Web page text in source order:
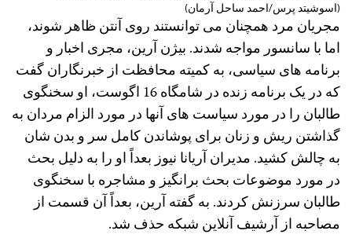
(اسوشیتد پرس/احمد ساحل آرمان)
مجریان مرد همچنان می توانستند روی آنتن ظاهر شوند،
اما با سانسور مواجه شدند. بیژن آرین، مجری اخبار و
برنامه های سیاسی، به کمیته محافظت از خبرنگاران گفت
که در یک برنامه زنده در شامگاه 16 اگوست، او سخنگوی
طالبان را در مورد سیاست های آنها در مورد الزام مردان به
گذاشتن ریش و زنان برای پوشاندن کامل سر و بدن شان
به چالش کشید. مدیران آریانا نیوز بعداً او را به دلیل بحث
در مورد موضوعات بحث برانگیز و مشاجره با سخنگوی
طالبان سرزنش کردند. به گفته آرین، بعداً آن قسمت از
مصاحبه از آرشیف آنلاین شبکه حذف شد.